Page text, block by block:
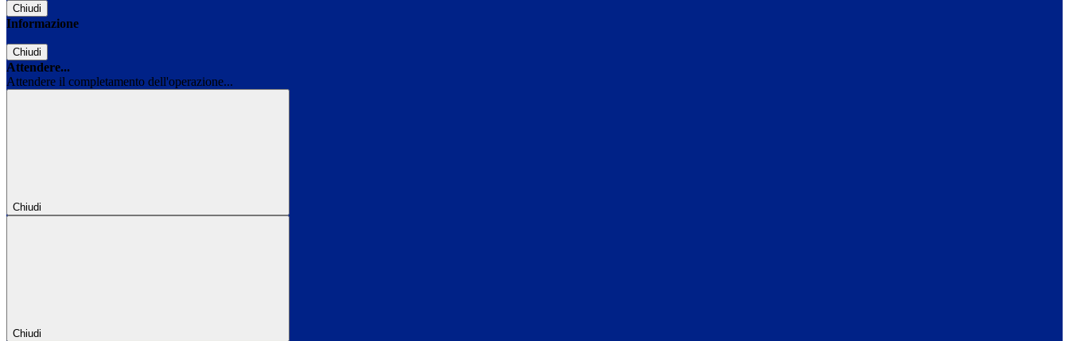
Chiudi
Informazione
Chiudi
Attendere...
Attendere il completamento dell'operazione...
Chiudi
Chiudi